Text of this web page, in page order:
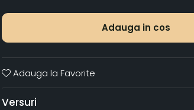
Adauga in cos
Adauga la Favorite
Versuri